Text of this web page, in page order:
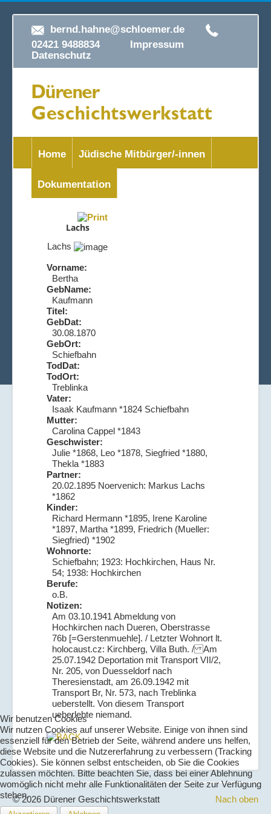
bernd.hahne@schloemer.de
02421 9488834 Impressum
Datenschutz
Home Jüdische Mitbürger/-innen
Dokumentation
Lachs
Lachs
Vorname:
Bertha
GebName:
Kaufmann
Titel:
GebDat:
30.08.1870
GebOrt:
Schiefbahn
TodDat:
TodOrt:
Treblinka
Vater:
Isaak Kaufmann *1824 Schiefbahn
Mutter:
Carolina Cappel *1843
Geschwister:
Julie *1868, Leo *1878, Siegfried *1880,
Thekla *1883
Partner:
20.02.1895 Noervenich: Markus Lachs
*1862
Kinder:
Richard Hermann *1895, Irene Karoline
*1897, Martha *1899, Friedrich (Mueller:
Siegfried) *1902
Wohnorte:
Schiefbahn; 1923: Hochkirchen, Haus Nr.
54; 1938: Hochkirchen
Berufe:
o.B.
Notizen:
Am 03.10.1941 Abmeldung von
Hochkirchen nach Dueren, Oberstrasse
76b [=Gerstenmuehle]. / Letzter Wohnort lt.
holocaust.cz: Kirchberg, Villa Buth. / Am
25.07.1942 Deportation mit Transport VII/2,
Nr. 205, von Duesseldorf nach
Theresienstadt, am 26.09.1942 mit
Transport Br, Nr. 573, nach Treblinka
ueberstellt. Von diesem Transport
ueberlebte niemand.
Nach oben
© 2026 Dürener Geschichtswerkstatt
Wir benutzen Cookies
Wir nutzen Cookies auf unserer Website. Einige von ihnen sind
essenziell für den Betrieb der Seite, während andere uns helfen,
diese Website und die Nutzererfahrung zu verbessern (Tracking
Cookies). Sie können selbst entscheiden, ob Sie die Cookies
zulassen möchten. Bitte beachten Sie, dass bei einer Ablehnung
womöglich nicht mehr alle Funktionalitäten der Seite zur Verfügung
stehen.